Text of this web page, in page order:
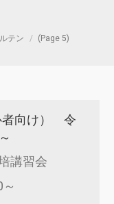
テン (Page 5)
者向け） 令
講習会